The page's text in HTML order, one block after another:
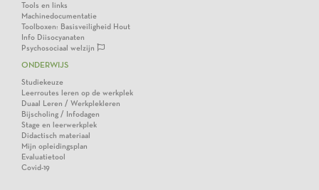
Tools en links
Machinedocumentatie
Toolboxen: Basisveiligheid Hout
Info Diisocyanaten
Psychosociaal welzijn
ONDERWIJS
Studiekeuze
Leerroutes leren op de werkplek
Duaal Leren / Werkplekleren
Bijscholing / Infodagen
Stage en leerwerkplek
Didactisch materiaal
Mijn opleidingsplan
Evaluatietool
Covid-19